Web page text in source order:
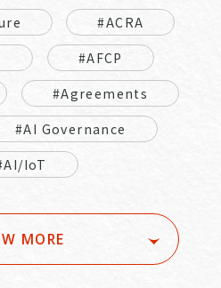
#ACRA
#AFCP
#Agreements
#AI Governance
IoT
MORE